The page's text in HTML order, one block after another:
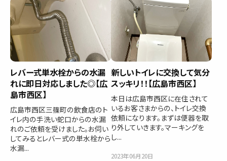
レバー式単水栓からの水漏
れに即日対応しました◎【広
島市西区】
広島市西区三篠町の飲食店のト
イレ内の手洗い蛇口からの水漏
れのご依頼を受けました。お伺い
してみるとレバー式の単水栓から
水漏...
新しいトイレに交換して気分
スッキリ！！【広島市西区】
本日は広島市西区に在住されて
いるお客さまからの、トイレ交換
依頼になります。まずは便器を取
り外していきます。マーキングを
し...
2023年06月20日